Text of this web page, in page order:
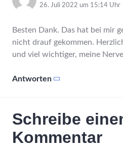
26. Juli 2022 um 15:14 Uhr
Besten Dank. Das hat bei mir
nicht drauf gekommen.
und viel wichtiger, meine
Antworten
Schreibe
Kommentar